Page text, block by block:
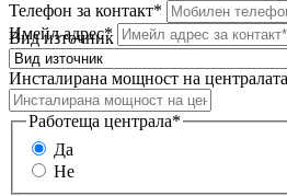
Телефон за контакт*
Имейл адрес*
Вид източник
Инсталирана мощност на
Работеща централа*
Да
Не